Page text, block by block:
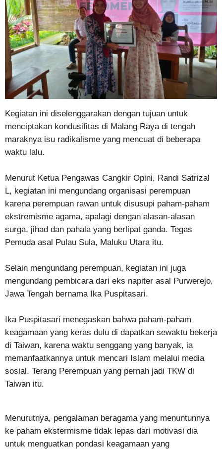
Kegiatan ini diselenggarakan dengan tujuan untuk
menciptakan kondusifitas di Malang Raya di tengah
maraknya isu radikalisme yang mencuat di beberapa
waktu lalu.
Menurut Ketua Pengawas Cangkir Opini, Randi Satrizal
L, kegiatan ini mengundang organisasi perempuan
karena perempuan rawan untuk disusupi paham-paham
ekstremisme agama, apalagi dengan alasan-alasan
surga, jihad dan pahala yang berlipat ganda. Tegas
Pemuda asal Pulau Sula, Maluku Utara itu.
Selain mengundang perempuan, kegiatan ini juga
mengundang pembicara dari eks napiter asal Purwerejo,
Jawa Tengah bernama Ika Puspitasari.
Ika Puspitasari menegaskan bahwa paham-paham
keagamaan yang keras dulu di dapatkan sewaktu bekerja
di Taiwan, karena waktu senggang yang banyak, ia
memanfaatkannya untuk mencari Islam melalui media
sosial. Terang Perempuan yang pernah jadi TKW di
Taiwan itu.
Menurutnya, pengalaman beragama yang menuntunnya
ke paham ekstermisme tidak lepas dari motivasi dia
untuk menguatkan pondasi keagamaan yang